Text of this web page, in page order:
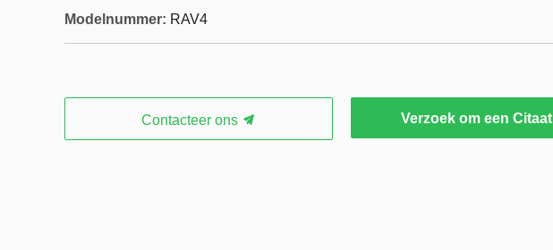
Modelnummer: RAV4
Contacteer ons Verzoek om een Citaat